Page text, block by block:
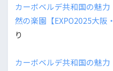
カーボベルデ共和国の魅
然の楽園【EXPO2025大阪
り
カーボベルデ共和国の魅